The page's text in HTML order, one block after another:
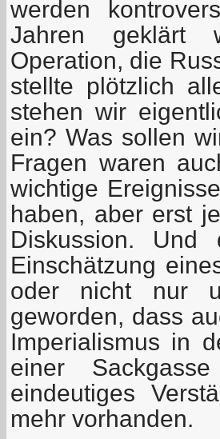
werden
Jahren geklärt
Operation, die
stellte plötzlich
stehen wir
ein? Was sollen
Fragen waren
wichtige
haben, aber erst
Diskussion.
Einschätzung
oder nicht nur
geworden, dass
Imperialismus in
einer
eindeutiges
mehr vorhanden.